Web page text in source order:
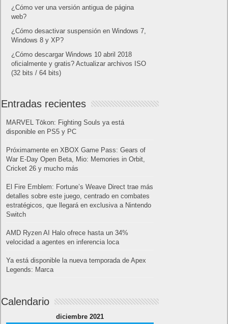
¿Cómo ver una versión antigua de página
web?
¿Cómo desactivar suspensión en Windows 7,
Windows 8 y XP?
¿Cómo descargar Windows 10 abril 2018
oficialmente y gratis? Actualizar archivos ISO
(32 bits / 64 bits)
Entradas recientes
MARVEL Tōkon: Fighting Souls ya está
disponible en PS5 y PC
Próximamente en XBOX Game Pass: Gears of
War E-Day Open Beta, Mio: Memories in Orbit,
Cricket 26 y mucho más
El Fire Emblem: Fortune’s Weave Direct trae más
detalles sobre este juego, centrado en combates
estratégicos, que llegará en exclusiva a Nintendo
Switch
AMD Ryzen AI Halo ofrece hasta un 34%
velocidad a agentes en inferencia loca
Ya está disponible la nueva temporada de Apex
Legends: Marca
Calendario
diciembre 2021